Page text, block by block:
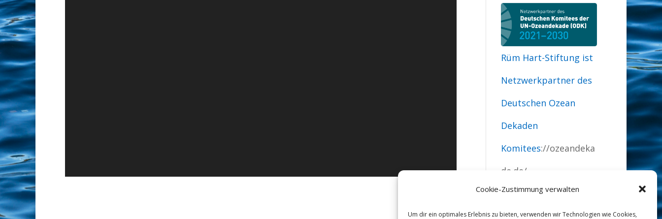
Cookie-Zustimmung verwalten
Um dir ein optimales Erlebnis zu bieten, verwenden wir Technologien wie Cookies,
Rüm Hart-Stiftung ist
Netzwerkpartner des
Deutschen Ozean
Dekaden
Komitees://ozeandeka
de.de/